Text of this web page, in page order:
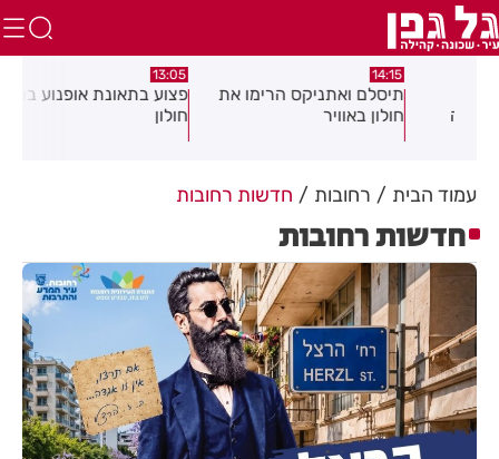
תיסלם ואתניקס הרימו את
חולון באוויר
פצוע בתאונת אופנוע במרכז
עמוד הבית רחובות חדשות רחובות
חדשות רחובות